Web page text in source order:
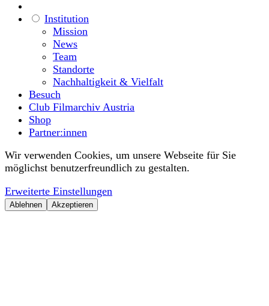
Institution
Mission
News
Team
Standorte
Nachhaltigkeit & Vielfalt
Besuch
Club Filmarchiv Austria
Shop
Partner:innen
Wir verwenden Cookies, um unsere Webseite für Sie
möglichst benutzerfreundlich zu gestalten.
Erweiterte Einstellungen
Ablehnen Akzeptieren